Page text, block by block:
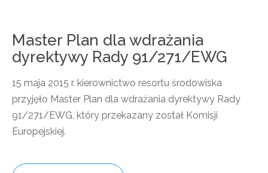
Master Plan dla wdrażania
dyrektywy Rady 91/271/EWG
15 maja 2015 r. kierownictwo resortu środowiska
przyjęło Master Plan dla wdrażania dyrektywy Rady
91/271/EWG, który przekazany został Komisji
Europejskiej.